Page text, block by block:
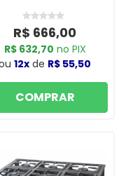
F4ISB Branco
R$ 666,00
R$ 632,70 no PIX
12x de R$ 55,50
COMPRAR